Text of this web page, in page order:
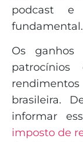
podcast
fundamental.
Os ganhos
patrocínios
brasileira.
informar
imposto de